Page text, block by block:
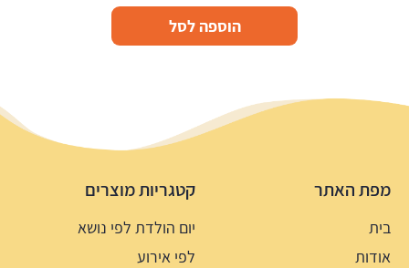
הוספה לסל
מפת האתר
בית
אודות
קטגריות מוצרים
יום הולדת לפי נושא
לפי אירוע